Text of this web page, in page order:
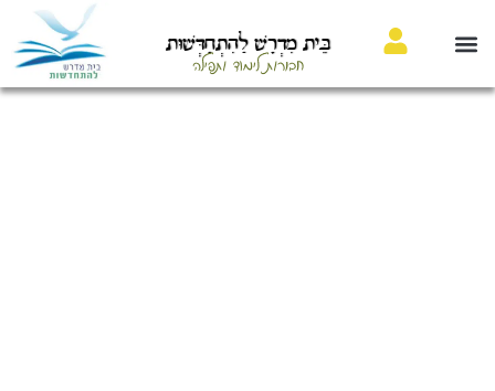
בֵּית מִדְרָשׁ לַהִתְחַדְּשׁוּת
חבורות לימוד ותפילה